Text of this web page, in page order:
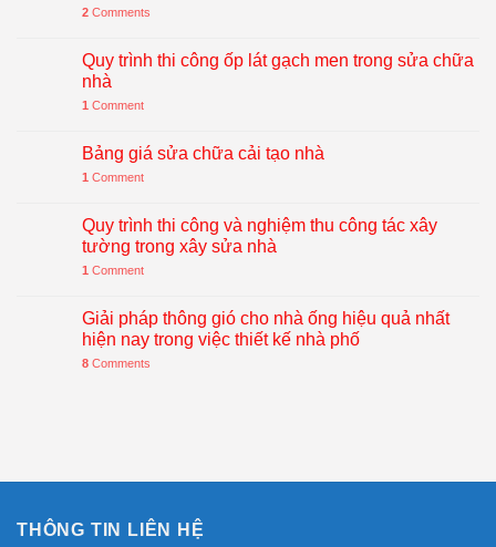
2 Comments
Quy trình thi công ốp lát gạch men trong sửa chữa
nhà
1 Comment
Bảng giá sửa chữa cải tạo nhà
1 Comment
Quy trình thi công và nghiệm thu công tác xây
tường trong xây sửa nhà
1 Comment
Giải pháp thông gió cho nhà ống hiệu quả nhất
hiện nay trong việc thiết kế nhà phố
8 Comments
THÔNG TIN LIÊN HỆ